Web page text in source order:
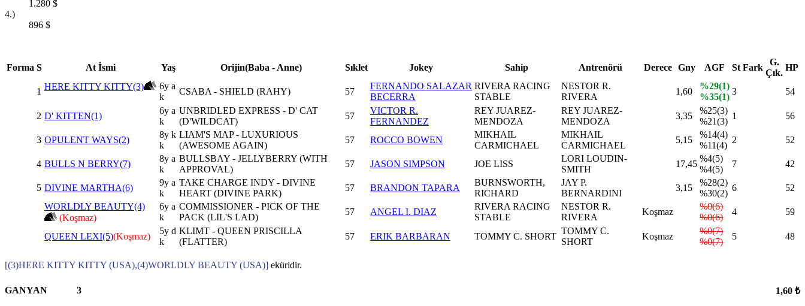
1.280 $
4.)
896 $
Forma S At İsmi Yaş Orijin(Baba - Anne) Sıklet Jokey Sahip Antrenörü Derece Gny AGF St Fark
G.
Çık.
HP
1 HERE KITTY KITTY(3)
6y a
k
CSABA - SHIELD (RAHY) 57
FERNANDO SALAZAR
BECERRA
RIVERA RACING
STABLE
NESTOR R.
RIVERA
1,60
%29(1)
%35(1)
3 54
2 D' KITTEN(1)
6y a
k
UNBRIDLED EXPRESS - D' CAT
(D'WILDCAT)
57
VICTOR R.
FERNANDEZ
REY JUAREZ-
MENDOZA
REY JUAREZ-
MENDOZA
3,35
%25(3)
%21(3)
1 56
3 OPULENT WAYS(2)
8y k
k
LIAM'S MAP - LUXURIOUS
(AWESOME AGAIN)
57 ROCCO BOWEN
MIKHAIL
CARMICHAEL
MIKHAIL
CARMICHAEL
5,15
%14(4)
%11(4)
2 52
4 BULLS N BERRY(7)
8y a
k
BULLSBAY - JELLYBERRY (WITH
APPROVAL)
57 JASON SIMPSON JOE LISS
LORI LOUDIN-
SMITH
17,45
%4(5)
%4(5)
7 42
5 DIVINE MARTHA(6)
9y a
k
TAKE CHARGE INDY - DIVINE
HEART (DIVINE PARK)
57 BRANDON TAPARA
BURNSWORTH,
RICHARD
JAY P.
BERNARDINI
3,15
%28(2)
%30(2)
6
52
WORLDLY BEAUTY(4)
(Koşmaz)
6y a
k
COMMISSIONER - PICK OF THE
PACK (LIL'S LAD)
57 ANGEL I. DIAZ
RIVERA RACING
STABLE
NESTOR R.
RIVERA
Koşmaz
%0(6)
%0(6)
4 59
QUEEN LEXI(5)(Koşmaz)
5y d
k
KLIMT - QUEEN PRISCILLA
(FLATTER)
57 ERIK BARBARAN TOMMY C. SHORT
TOMMY C.
SHORT
Koşmaz
%0(7)
%0(7)
5 48
[(3)HERE KITTY KITTY (USA),(4)WORLDLY BEAUTY (USA)] eküridir.
GANYAN 3 1,60 ₺